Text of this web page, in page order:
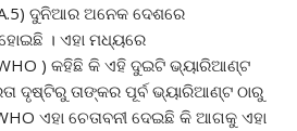
ଦୁନିଆର ଅନେକ ଦେଶରେ
। ଏହା ମଧ୍ୟରେ
) କହିଛି କି ଏହି ଦୁଇଟି ଭ୍ୟାରିଆଣ୍ଟ
ଦୃଷ୍ଟିରୁ ତାଙ୍କର ପୂର୍ବ ଭ୍ୟାରିଆଣ୍ଟ ଠାରୁ
ଏହା ଚେତାବନୀ ଦେଇଛି କି ଆଗକୁ ଏହା